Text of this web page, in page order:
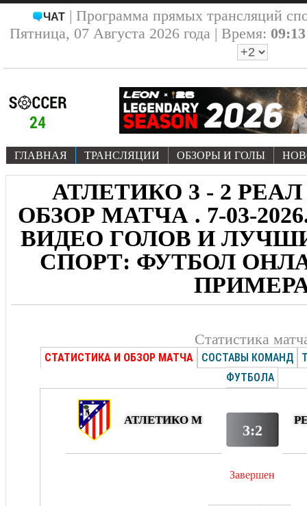
ЧАТ| Программа прямых трансляций
Пятница, 07 Августа 2026 года | Время: 09:13
ГЛАВНАЯ ТРАНСЛЯЦИИ ОБЗОРЫ И ГОЛЫ
АТЛЕТИКО 3 - 2
ОБЗОР МАТЧА . 7-03-
ВИДЕО ГОЛОВ И
СПОРТ: ФУТБОЛ
Статистика
СТАТИСТИКА И ОБЗОР МАТЧА СОСТАВЫ КОМАНД
ФУТБОЛА
АТЛЕТИКО М
3:2
Завершен